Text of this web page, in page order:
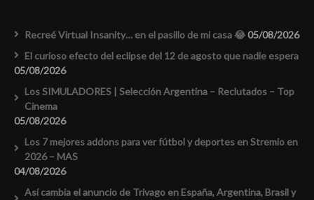
Recreé Virtual Insanity… en el pasillo de mi casa 😂05/08/2026
El curioso efecto del eclipse del 12 de agosto que nadie espera
05/08/2026
Los SIMULADORES | Selección Argentina – Reclutados – Top
Cinema
05/08/2026
Los 7 mejores addons para ver fútbol y deportes en Stremio en
2026 – MAS
04/08/2026
Así cambia el anuncio de Trivago en España, Argentina, Brasil y